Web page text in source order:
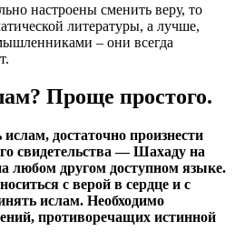
настроены сменить веру, то
литературы, а лучше,
– они всегда
Проще простого.
достаточно произнести
свидетельства — Шахаду на
любом другом доступном языке.
с верой в сердце и с
ислам. Необходимо
противоречащих истинной